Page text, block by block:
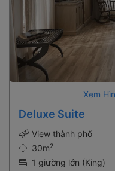
Xem
Deluxe Suite
View thành phố
30m2
1 giường lớn (King)